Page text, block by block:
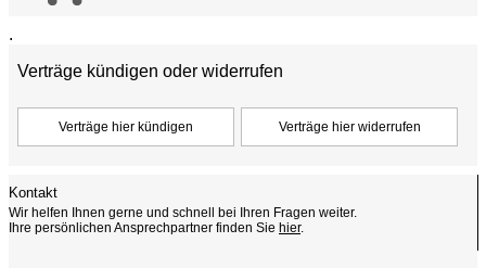
.
Verträge kündigen oder widerrufen
Kontakt
Wir helfen Ihnen gerne und schnell bei Ihren Fragen weiter.
Ihre persönlichen Ansprechpartner finden Sie hier.